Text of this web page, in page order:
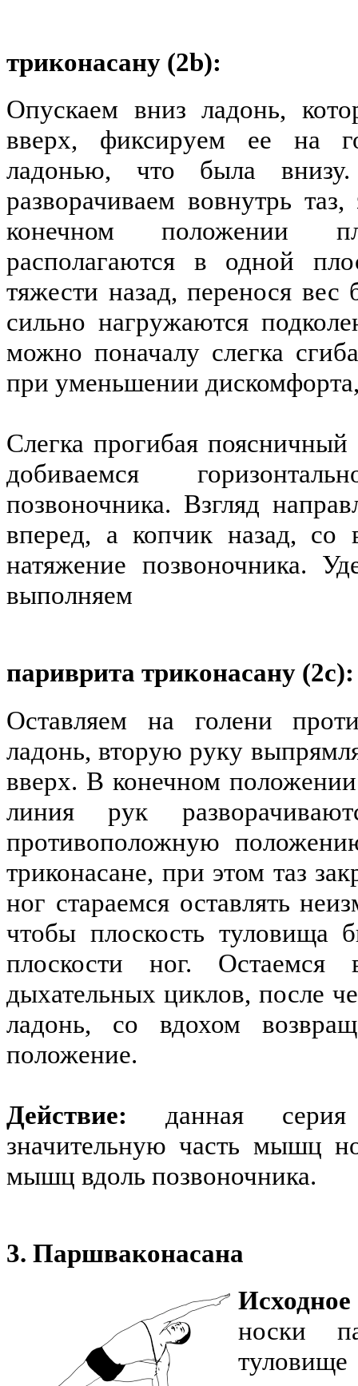
триконасану (2b):
Опускаем вниз ладонь,
вверх, фиксируем ее на
ладонью, что была внизу.
разворачиваем вовнутрь
конечном положении
располагаются в одной
тяжести назад, перенося
сильно нагружаются
можно поначалу слегка
при уменьшении
Слегка прогибая
добиваемся
позвоночника. Взгляд
вперед, а копчик назад, со
натяжение позвоночника.
выполняем
париврита триконасану (2с):
Оставляем на голени
ладонь, вторую руку
вверх. В конечном
линия рук
противоположную
триконасане, при этом таз
ног стараемся оставлять
чтобы плоскость туловища
плоскости ног. Остаемся
дыхательных циклов, после
ладонь, со вдохом
положение.
Действие: данная
значительную часть мышц
мышц вдоль позвоночника.
3. Паршваконасана
носки